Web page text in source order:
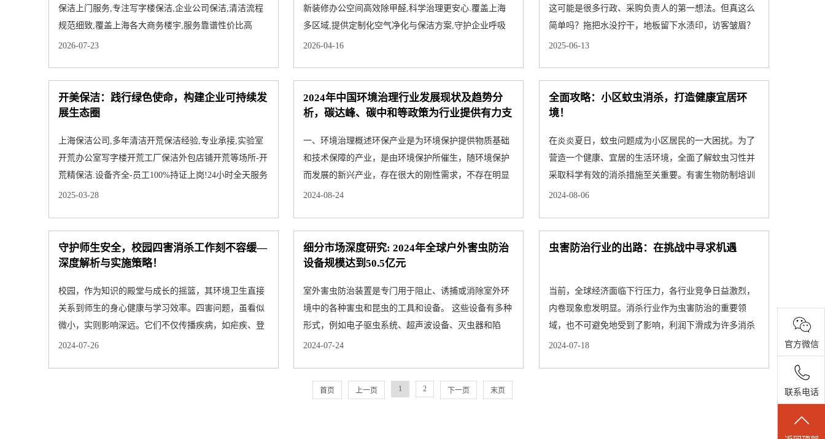
保洁上门服务,专注写字楼保洁,企业公司保洁,清洁流程
规范细致,覆盖上海各大商务楼宇,服务靠谱性价比高
2026-07-23
新装修办公空间高效除甲醛,科学治理更安心.覆盖上海
多区域,提供定制化空气净化与保洁方案,守护企业呼吸
健康.
2026-04-16
这可能是很多行政、采购负责人的第一想法。但真这么
简单吗？拖把水没拧干，地板留下水渍印，访客皱眉？
清洁死角没到位···
2025-06-13
开美保洁：践行绿色使命，构建企业可持续发
展生态圈
上海保洁公司,多年清洁开荒保洁经验,专业承接,实验室
开荒办公室写字楼开荒工厂保洁外包店铺开荒等场所-开
荒精保洁.设备齐全-员工100%持证上岗!24小时全天服务
2025-03-28
2024年中国环境治理行业发展现状及趋势分
析，碳达峰、碳中和等政策为行业提供有力支
一、环境治理概述环保产业是为环境保护提供物质基础
和技术保障的产业，是由环境保护所催生，随环境保护
而发展的新兴产业，存在很大的刚性需求，不存在明显
周期性、区域性和···
2024-08-24
全面攻略：小区蚊虫消杀，打造健康宜居环
境！
在炎炎夏日，蚊虫问题成为小区居民的一大困扰。为了
营造一个健康、宜居的生活环境，全面了解蚊虫习性并
采取科学有效的消杀措施至关重要。有害生物防制培训
CPCO中虫协将从了···
2024-08-06
守护师生安全，校园四害消杀工作刻不容缓—
深度解析与实施策略！
校园，作为知识的殿堂与成长的摇篮，其环境卫生直接
关系到师生的身心健康与学习效率。四害问题，虽看似
微小，实则影响深远。它们不仅传播疾病，如疟疾、登
革热、鼠疫等，还···
2024-07-26
细分市场深度研究: 2024年全球户外害虫防治
设备规模达到50.5亿元
室外害虫防治装置是专门用于阻止、诱捕或消除室外环
境中的各种害虫和昆虫的工具和设备。 这些设备有多种
形式，例如电子驱虫系统、超声波设备、灭虫器和陷
阱，每种设备都针对···
2024-07-24
虫害防治行业的出路：在挑战中寻求机遇
当前，全球经济面临下行压力，各行业竞争日益激烈，
内卷现象愈发明显。消杀行业作为虫害防治的重要领
域，也不可避免地受到了影响，利润下滑成为许多消杀
公司面临的现实问题···
2024-07-18
首页 上一页 1 2 下一页 末页
官方微信
联系电话